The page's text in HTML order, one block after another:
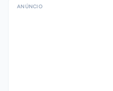
ANÚNCIO